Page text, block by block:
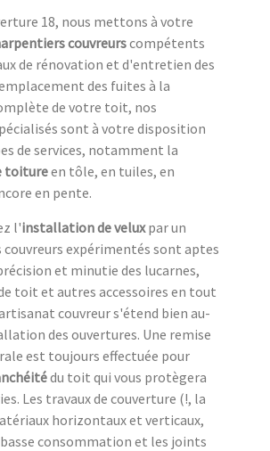
18, nous mettons à votre
couvreurscompétents
de rénovation et d'entretien des
des fuites à la
de votre toit, nos
sont à votre disposition
de services, notamment la
toitureen tôle, en tuiles, en
en pente.
l'installation de veluxpar un
couvreurs expérimentés sont aptes
et minutie des lucarnes,
toit et autres accessoires en tout
couvreur s'étend bien au-
des ouvertures. Une remise
est toujours effectuée pour
du toit qui vous protègera
Les travaux de couverture (!, la
horizontaux et verticaux,
consommation et les joints